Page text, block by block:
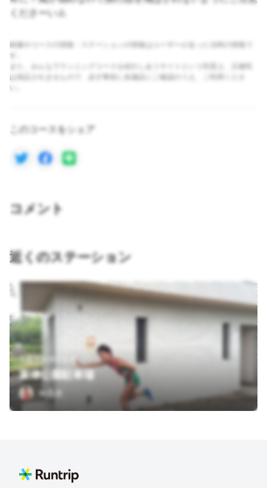
くださーい⚠️
画像やコースの情報・ステーションの情報はユーザーが走った当時の情報で
す。
また、みんなでランニングコースを紹介しあうサイトという性質上、正確性
は保証されませんので、必ず事前に各施設にご確認のうえ、ご利用くださ
い。
このコースをシェア
コメント
近くのステーション
千葉県富津市富津
富津公園駐車場
Ｍ高史